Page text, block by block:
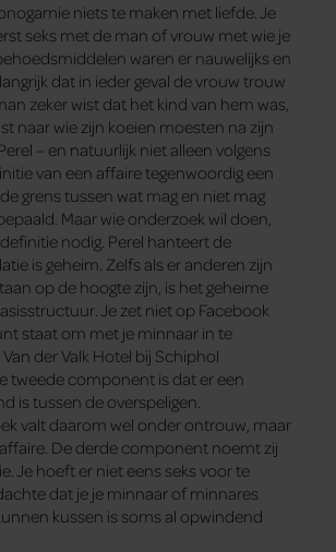
niets te maken met liefde. Je
seks met de man of vrouw met wie je
waren er nauwelijks en
dat in ieder geval de vrouw trouw
zeker wist dat het kind van hem was,
naar wie zijn koeien moesten na zijn
– en natuurlijk niet alleen volgens
van een affaire tegenwoordig een
grens tussen wat mag en niet mag
Maar wie onderzoek wil doen,
nodig. Perel hanteert de
is geheim. Zelfs als er anderen zijn
op de hoogte zijn, is het geheime
Je zet niet op Facebook
staat om met je minnaar in te
der Valk Hotel bij Schiphol
tweede component is dat er een
is tussen de overspeligen.
valt daarom wel onder ontrouw, maar
De derde component noemt zij
Je hoeft er niet eens seks voor te
dat je je minnaar of minnares
kussen is soms al opwindend